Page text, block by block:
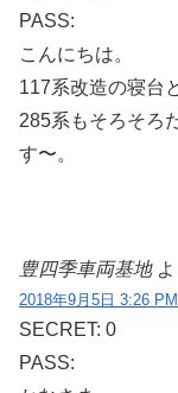
PASS:
こんにちは。
117系改造の寝台
285系もそろそろ
す〜。
豊四季車両基地
2018年9月5日 3:26 PM
SECRET: 0
PASS: